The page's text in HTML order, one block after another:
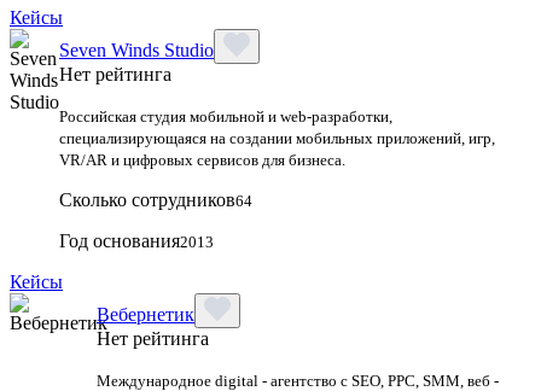
Кейсы
Seven Winds Studio
Нет рейтинга
Российская студия мобильной и web-разработки,
специализирующаяся на создании мобильных приложений, игр,
VR/AR и цифровых сервисов для бизнеса.
Сколько сотрудников64
Год основания2013
Кейсы
Вебернетик
Нет рейтинга
Международное digital - агентство с SEO, PPC, SMM, веб -